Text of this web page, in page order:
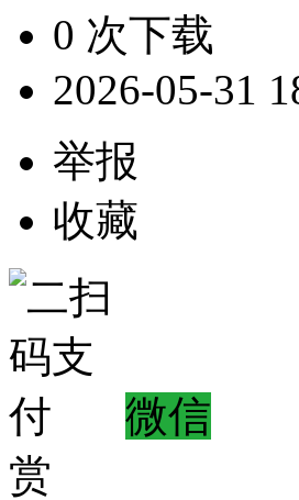
0 次下载
2026-05-31
举报
收藏
微信
赏